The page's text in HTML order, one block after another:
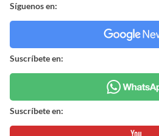
Síguenos en:
Suscríbete en:
Suscríbete en: